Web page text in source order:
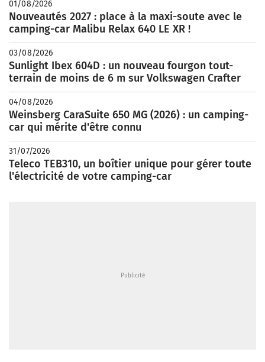
01/08/2026
Nouveautés 2027 : place à la maxi-soute avec le
camping-car Malibu Relax 640 LE XR !
03/08/2026
Sunlight Ibex 604D : un nouveau fourgon tout-
terrain de moins de 6 m sur Volkswagen Crafter
04/08/2026
Weinsberg CaraSuite 650 MG (2026) : un camping-
car qui mérite d'être connu
31/07/2026
Teleco TEB310, un boîtier unique pour gérer toute
l'électricité de votre camping-car